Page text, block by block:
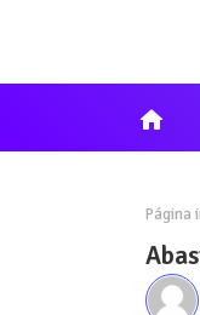
home
Página